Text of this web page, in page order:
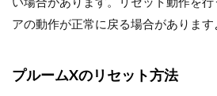
い場合があります。リセット動作を
アの動作が正常に戻る場合があります
プルームXのリセット方法